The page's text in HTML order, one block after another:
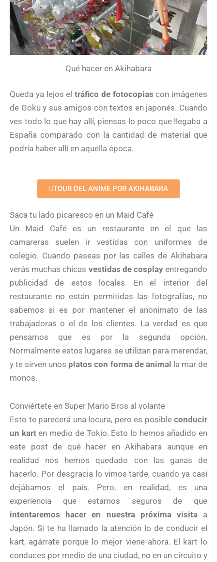
Qué hacer en Akihabara
Queda ya lejos el tráfico de fotocopias con imágenes
de Goku y sus amigos con textos en japonés. Cuando
ves todo lo que hay allí, piensas lo poco que llegaba a
España comparado con la cantidad de material que
podría haber allí en aquella época.
TOUR DEL ANIME POR AKIHABARA
Saca tu lado picaresco en un Maid Café
Un Maid Café es un restaurante en el que las
camareras suelen ir vestidas con uniformes de
colegio. Cuando paseas por las calles de Akihabara
verás muchas chicas vestidas de cosplayentregando
publicidad de estos locales. En el interior del
restaurante no están permitidas las fotografías, no
sabemos si es por mantener el anonimato de las
trabajadoras o el de los clientes. La verdad es que
pensamos que es por la segunda opción.
Normalmente estos lugares se utilizan para merendar,
y te sirven unos platos con forma de animal
la mar de
monos.
Conviértete en Super Mario Bros al volante
Esto te parecerá una locura, pero es posible conducir
un karten medio de Tokio. Esto lo hemos añadido en
este post de qué hacer en Akihabara aunque en
realidad nos hemos quedado con las ganas de
hacerlo. Por desgracia lo vimos tarde, cuando ya casi
dejábamos el país. Pero, en realidad, es una
experiencia que estamos seguros de que
intentaremos hacer en nuestra próxima visitaa
Japón. Si te ha llamado la atención lo de conducir el
kart, agárrate porque lo mejor viene ahora. El kart lo
conduces por medio de una ciudad, no en un circuito y